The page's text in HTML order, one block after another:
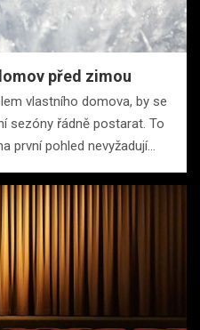
před zimou
vlastního domova, by se
sezóny řádně postarat. To
první pohled nevyžadují…